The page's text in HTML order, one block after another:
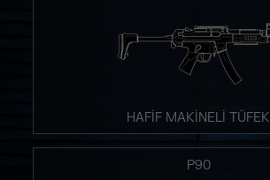
HAFİF MAKİNELİ TÜFEK
P90